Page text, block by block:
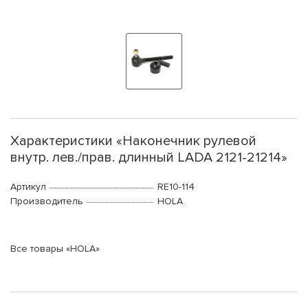
Характеристики «Наконечник рулевой
внутр. лев./прав. длинный LADA 2121-21214»
Артикул
RE10-114
Производитель
HOLA
Все товары «HOLA»